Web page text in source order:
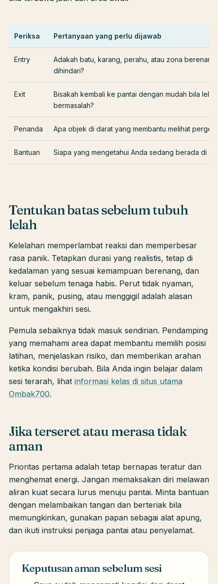
Periksa Pertanyaan yang perlu dijawab
Entry
Adakah batu, karang, perahu, atau zona berenang
dihindari?
Exit
Bisakah kembali ke pantai dengan mudah bila
bermasalah?
Penanda Apa objek di darat yang membantu melihat
Bantuan Siapa yang mengetahui Anda sedang berada di
Tentukan batas sebelum tubuh
lelah
Kelelahan memperlambat reaksi dan memperbesar
rasa panik. Tetapkan durasi yang realistis, tetap di
kedalaman yang sesuai kemampuan berenang, dan
keluar sebelum tenaga habis. Perut tidak nyaman,
kram, panik, pusing, atau menggigil adalah alasan
untuk mengakhiri sesi.
Pemula sebaiknya tidak masuk sendirian. Pendamping
yang memahami area dapat membantu memilih posisi
latihan, menjelaskan risiko, dan memberikan arahan
ketika kondisi berubah. Bila Anda ingin belajar dalam
sesi terarah, lihat informasi kelas di situs utama
Ombak700.
Jika terseret atau merasa tidak
aman
Prioritas pertama adalah tetap bernapas teratur dan
menghemat energi. Jangan memaksakan diri melawan
aliran kuat secara lurus menuju pantai. Minta bantuan
dengan melambaikan tangan dan berteriak bila
memungkinkan, gunakan papan sebagai alat apung,
dan ikuti instruksi penjaga pantai atau penyelamat.
Keputusan aman sebelum sesi